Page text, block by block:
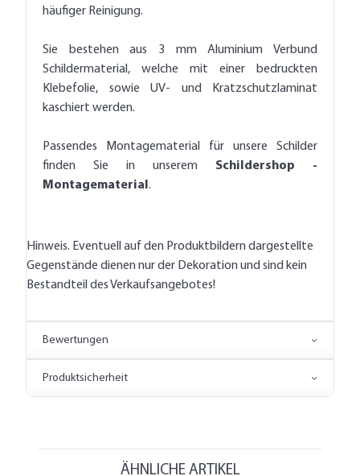
häufiger Reinigung.
Sie bestehen aus 3 mm Aluminium Verbund
Schildermaterial, welche mit einer bedruckten
Klebefolie, sowie UV- und Kratzschutzlaminat
kaschiert werden.
Passendes Montagematerial für unsere Schilder
finden Sie in unserem Schildershop -
Montagematerial .
Hinweis. Eventuell auf den Produktbildern dargestellte
Gegenstände dienen nur der Dekoration und sind kein
Bestandteil des Verkaufsangebotes!
Bewertungen
Produktsicherheit
ÄHNLICHE ARTIKEL